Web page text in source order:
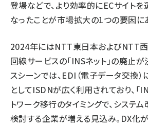
登場などで、より効率的にECサイトを
なったことが市場拡大の1つの要因に
2024年にはNTT東日本およびNTT西
回線サービスの「INSネット」の廃止が
スシーンでは、EDI（電子データ交換
としてISDNが広く利用されており、「
トワーク移行のタイミングで、システ
検討する企業が増える見込み。DX化